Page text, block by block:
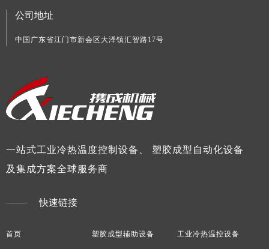
公司地址
中国广东省江门市新会区大泽镇汇智路17号
一站式工业冷热温度控制设备、 塑胶成型自动化设备
及集成方案全球服务商
快速链接
首页 塑胶成型辅助设备 工业冷热温控设备